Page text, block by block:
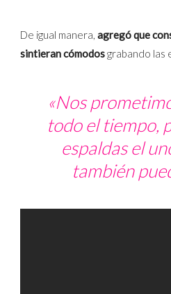
De igual manera, agregó que
sintieran cómodosgrabando las
«Nos
todo el tiempo,
espaldas el
también